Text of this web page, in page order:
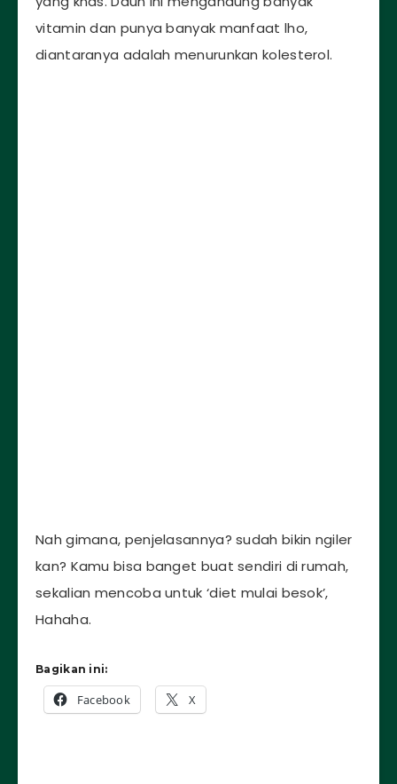
vitamin dan punya banyak manfaat lho,
diantaranya adalah menurunkan kolesterol.
Nah gimana, penjelasannya? sudah bikin ngiler
kan? Kamu bisa banget buat sendiri di rumah,
sekalian mencoba untuk ‘diet mulai besok’,
Hahaha.
Bagikan ini:
Facebook X